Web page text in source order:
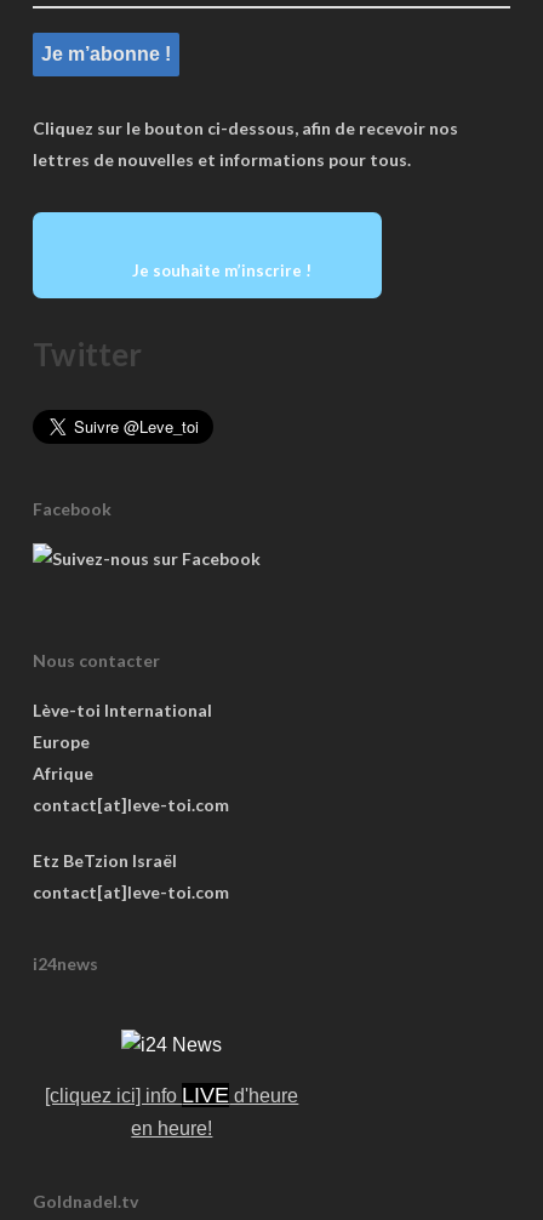
Cliquez sur le bouton ci-dessous, afin de recevoir nos
lettres de nouvelles et informations pour tous.
Je souhaite m’inscrire !
Twitter
Facebook
Nous contacter
Lève-toi International
Europe
Afrique
contact[at]leve-toi.com
Etz BeTzion Israël
contact[at]leve-toi.com
i24news
[cliquez ici] info LIVE d'heure
en heure!
Goldnadel.tv